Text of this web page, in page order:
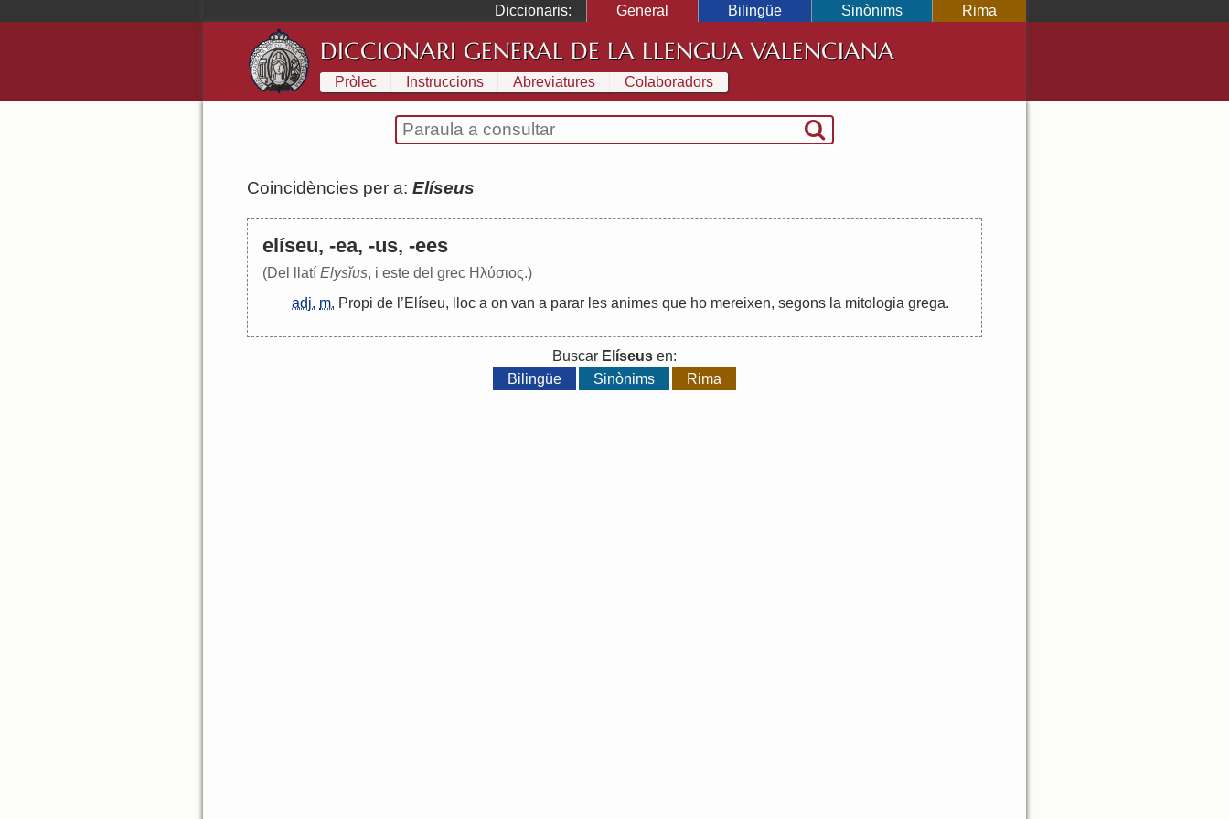
Diccionaris: General Bilingüe Sinònims Rima
DICCIONARI GENERAL DE LA LLENGUA VALENCIANA
Pròlec Instruccions Abreviatures Colaboradors
Coincidències per a: Elíseus
elíseu, -ea, -us, -ees
(Del llatí Elysĭus, i este del grec Ηλύσιος.)
adj. m. Propi de ’Elíseu, lloc a on van a parar les animes que ho mereixen, segons la mitologia grega.
Buscar Elíseus en:
Bilingüe
Sinònims Rima